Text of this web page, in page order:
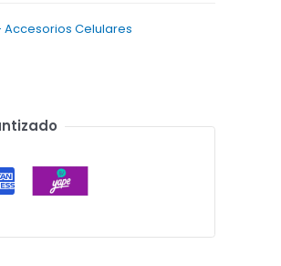
Accesorios Celulares